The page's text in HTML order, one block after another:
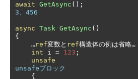
await GetAsync ();
3、456
async Task GetAsync ()
{
…ref変数と ref構造体の例は省略…
int i = 123 ;
unsafe
unsafeブロック
{